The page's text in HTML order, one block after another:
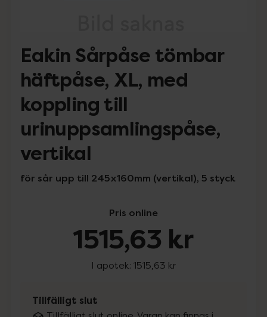
Eakin Sårpåse tömbar
häftpåse, XL, med
koppling till
urinuppsamlingspåse,
vertikal
för sår upp till 245x160mm (vertikal), 5 styck
Pris online
1515,63 kr
I apotek: 1515,63 kr
Tillfälligt slut